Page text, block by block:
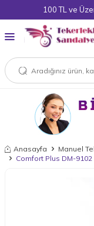
100 TL ve
Anasayfa Manuel
Comfort Plus DM-